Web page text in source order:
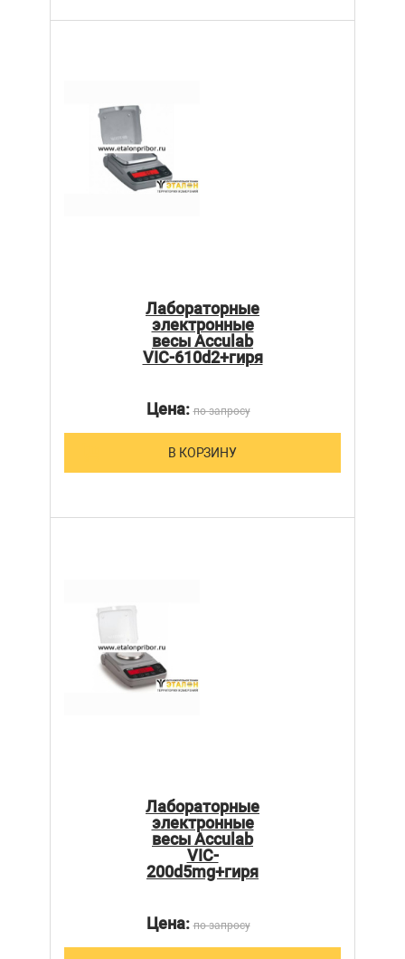
Лабораторные
электронные
весы Acculab
VIC-610d2+гиря
Цена:по запросу
В КОРЗИНУ
Лабораторные
электронные
весы Acculab
VIC-
200d5mg+гиря
Цена:по запросу